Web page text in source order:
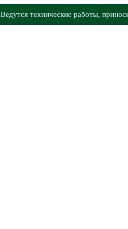
Ведутся технические работы,